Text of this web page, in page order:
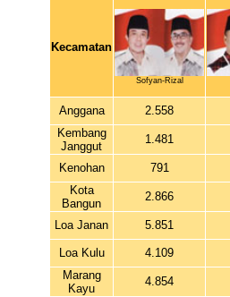
Kecamatan
Sofyan-Rizal
Anggana
2.558
Kembang
Janggut
1.481
Kenohan
791
Kota
Bangun
2.866
Loa Janan 5.851
Loa Kulu
4.109
Marang
Kayu
4.854